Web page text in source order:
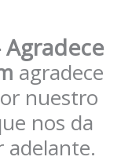
Agradece
agradece
nuestro
nos da
adelante.